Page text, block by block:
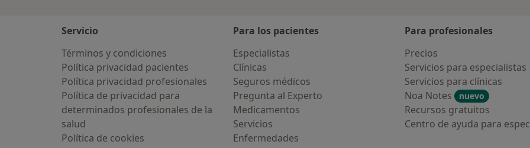
Servicio
Términos y condiciones
Política privacidad pacientes
Política privacidad profesionales
Política de privacidad para
determinados profesionales de la
salud
Política de cookies
Para los pacientes
Especialistas
Clínicas
Seguros médicos
Pregunta al Experto
Medicamentos
Servicios
Enfermedades
Para profesionales
Precios
Servicios para especialistas
Servicios para clínicas
Noa Notes
nuevo
Recursos gratuitos
Centro de ayuda para